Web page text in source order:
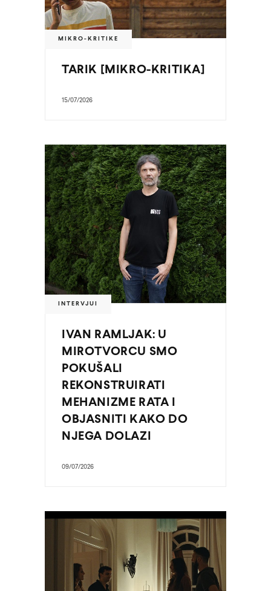
MIKRO-KRITIKE
TARIK [MIKRO-KRITIKA]
15/07/2026
INTERVJUI
IVAN RAMLJAK: U
MIROTVORCU SMO
POKUŠALI
REKONSTRUIRATI
MEHANIZME RATA I
OBJASNITI KAKO DO
NJEGA DOLAZI
09/07/2026